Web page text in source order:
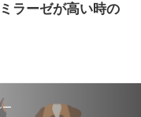
ラーゼが高い時の